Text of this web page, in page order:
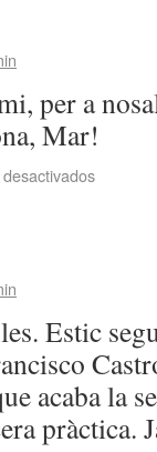
per a
Mar!
Estic
acaba la